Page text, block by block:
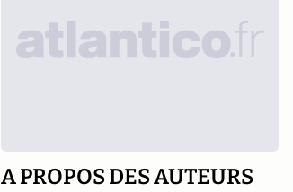
A PROPOS DES AUTEURS